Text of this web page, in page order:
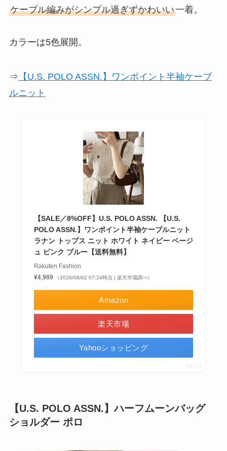
ケーブル編みがシンプル過ぎずかわいい一着。
カラーは5色展開。
⇒ 【U.S. POLO ASSN.】ワンポイント半袖ケーブ
ルニット
【SALE／8%OFF】U.S. POLO ASSN. 【U.S.
POLO ASSN.】ワンポイント半袖ケーブルニット
ラナン トップス ニット ホワイト ネイビー ベージ
ュ ピンク ブルー【送料無料】
Rakuten Fashion
¥4,989
（2026/08/02 07:24時点 | 楽天市場調べ）
Amazon
楽天市場
Yahooショッピング
ポチップ
【U.S. POLO ASSN.】ハーフムーンバッグ
ショルダー ポロ